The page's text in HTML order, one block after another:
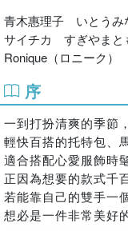
青木惠理子 いとう
サイチカ すぎやま
Ronique（ロニーク）
序
一到打扮清爽的季節
輕快百搭的托特包、
適合搭配心愛服飾時
正因為想要的款式千
若能靠自己的雙手一
想必是一件非常美好